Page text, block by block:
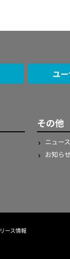
ユ
その他
ニュー
お知らせ
ース情報